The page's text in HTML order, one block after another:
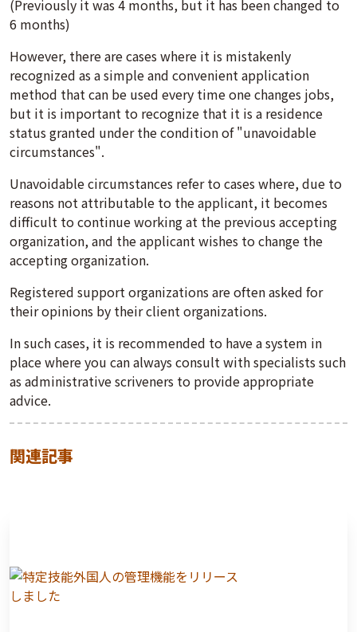
(Previously it was 4 months, but it has been changed to
6 months)
However, there are cases where it is mistakenly
recognized as a simple and convenient application
method that can be used every time one changes jobs,
but it is important to recognize that it is a residence
status granted under the condition of "unavoidable
circumstances".
Unavoidable circumstances refer to cases where, due to
reasons not attributable to the applicant, it becomes
difficult to continue working at the previous accepting
organization, and the applicant wishes to change the
accepting organization.
Registered support organizations are often asked for
their opinions by their client organizations.
In such cases, it is recommended to have a system in
place where you can always consult with specialists such
as administrative scriveners to provide appropriate
advice.
関連記事